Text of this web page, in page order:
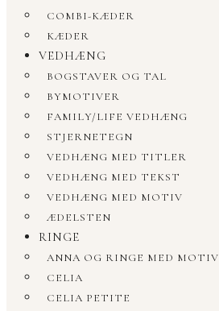
COMBI-KÆDER
KÆDER
VEDHÆNG
BOGSTAVER OG TAL
BYMOTIVER
FAMILY/LIFE VEDHÆNG
STJERNETEGN
VEDHÆNG MED TITLER
VEDHÆNG MED TEKST
VEDHÆNG MED MOTIV
ÆDELSTEN
RINGE
ANNA OG RINGE MED MOTIV
CELIA
CELIA PETITE